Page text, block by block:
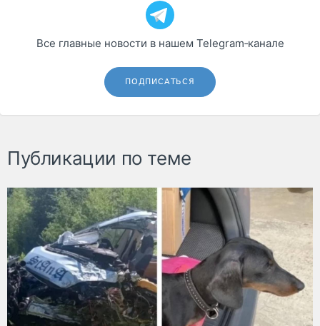
Все главные новости в нашем Telegram‑канале
ПОДПИСАТЬСЯ
Публикации по теме